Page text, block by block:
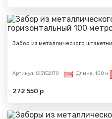
Забор из металлического
Артикул: S151E2170 Длина: 100 м
272 550 р